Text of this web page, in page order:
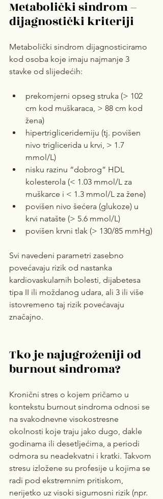
Metabolički sindrom –
dijagnostički kriteriji
Metabolički sindrom dijagnosticiramo
kod osoba koje imaju najmanje 3
stavke od slijedećih:
prekomjerni opseg struka (> 102
cm kod muškaraca, > 88 cm kod
žena)
hipertrigliceridemiju (tj. povišen
nivo triglicerida u krvi, > 1.7
mmol/L)
nisku razinu “dobrog” HDL
kolesterola (< 1.03 mmol/L za
muškarce i < 1.3 mmol/L za žene)
povišen nivo šećera (glukoze) u
krvi natašte (> 5.6 mmol/L)
povišen krvni tlak (> 130/85 mmHg)
Svi navedeni parametri zasebno
povećavaju rizik od nastanka
kardiovaskularnih bolesti, dijabetesa
tipa II ili moždanog udara, ali 3 ili više
istovremeno taj rizik povećavaju
značajno.
Tko je najugroženiji od
burnout sindroma?
Kronični stres o kojem pričamo u
kontekstu burnout sindroma odnosi se
na svakodnevne visokostresne
okolnosti koje traju jako dugo, dakle
godinama ili desetljećima, a periodi
odmora su neadekvatni i kratki. Takvom
stresu izložene su profesije u kojima se
radi pod ekstremnim pritiskom,
nerijetko uz visoki sigurnosni rizik (npr.